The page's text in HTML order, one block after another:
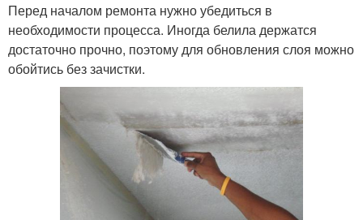
Перед началом ремонта нужно убедиться в
необходимости процесса. Иногда белила держатся
достаточно прочно, поэтому для обновления слоя можно
обойтись без зачистки.